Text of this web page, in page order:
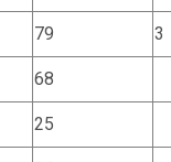
79
3
68
25